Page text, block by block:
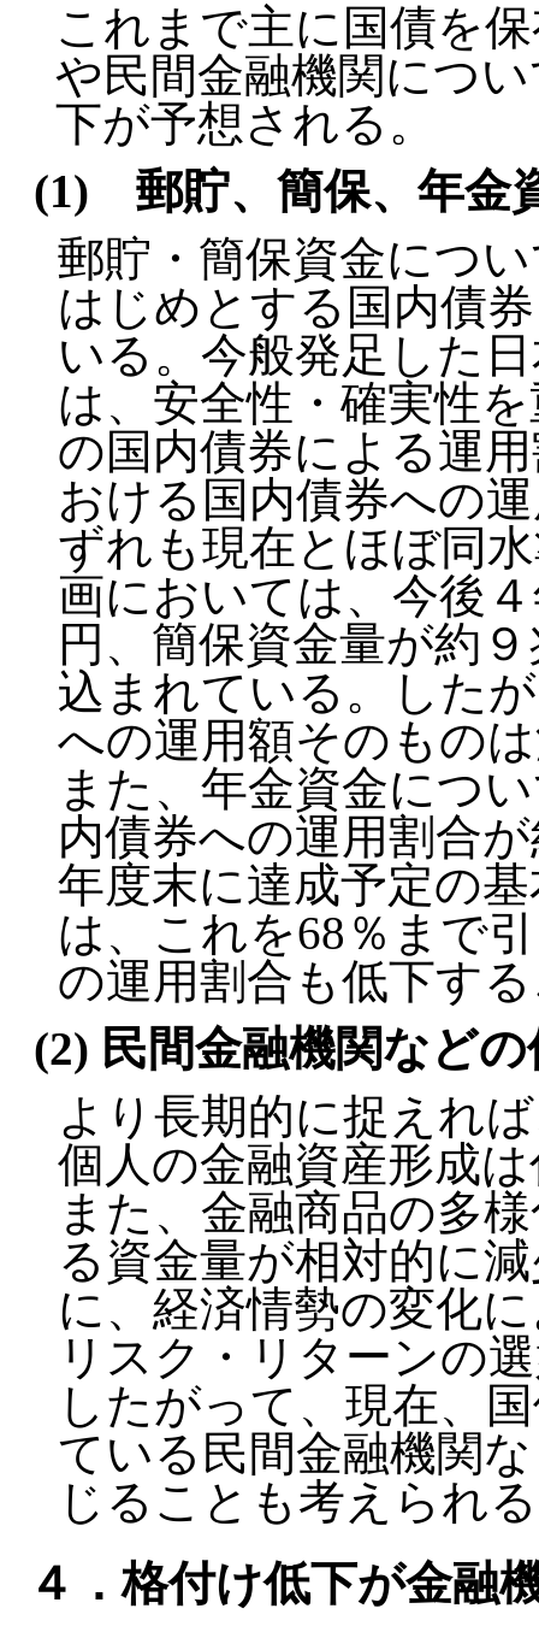
これまで主に国債を
や民間金融機関につ
下が予想される。
(1) 郵貯、簡保、年金
郵貯・簡保資金につ
はじめとする国内債
いる。今般発足した
は、安全性・確実性
の国内債券による運
おける国内債券への
ずれも現在とほぼ同
画においては、今後
円、簡保資金量が約
込まれている。した
への運用額そのもの
また、年金資金につ
内債券への運用割合
年度末に達成予定の
は、これを68％まで
の運用割合も低下す
(2) 民間金融機関など
より長期的に捉えれ
個人の金融資産形成
また、金融商品の多
る資金量が相対的に
に、経済情勢の変化
リスク・リターンの
したがって、現在、
ている民間金融機関
じることも考えられ
４．格付け低下が金融